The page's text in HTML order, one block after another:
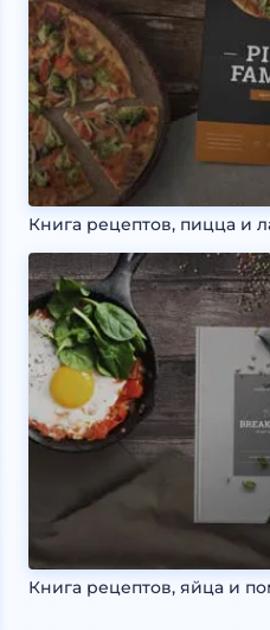
Книга рецептов, пицца и
Книга рецептов, яйца и